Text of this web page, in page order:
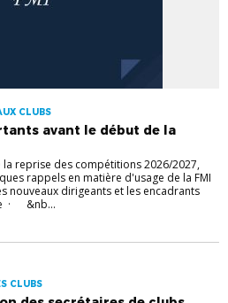
CLUBS
avant le début de la
reprise des compétitions 2026/2027,
rappels en matière d'usage de la FMI
nouveaux dirigeants et les encadrants
· &nb...
CLUBS